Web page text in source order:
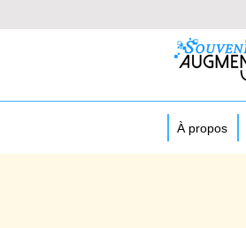
À propos